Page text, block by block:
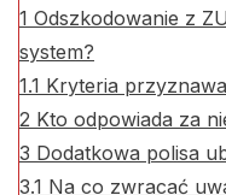
1 Odszkodowanie z
system?
1.1 Kryteria
2 Kto odpowiada za
3 Dodatkowa polisa
3.1 Na co zwracać